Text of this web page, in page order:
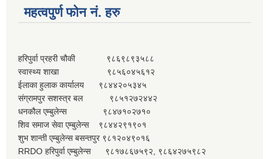
महत्वपुर्ण फोन नं. हरु
हरिपुर्वा प्रहरी चौकी ९८६९८९३५८८
स्वास्थ्य शाखा ९८५६०४५६१२
ईलाका हुलाक कार्यालय ९८४४२०५३४५
संग्रामपुर सशस्त्र बल ९८५१२७२४४२
धनकौल एम्बुलेन्स ९८४७१०२७१०
शिव समाज सेवा एम्बुलेन्स ९८४४२९१९०१
शुभ शान्ती एम्बुलेन्स बसन्तपुर ९८१२०४९०१६
RRDO हरिपुर्वा एम्बुलेन्स ९८१७८६७५९२, ९८६४२७५९८२